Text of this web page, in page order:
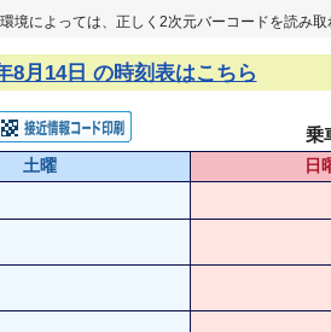
境によっては、正しく2次元バーコードを読み取
8月14日 の時刻表はこちら
乗
土曜
日